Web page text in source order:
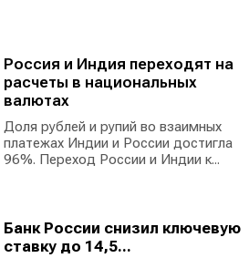
Россия и Индия переходят на
расчеты в национальных
валютах
Доля рублей и рупий во взаимных
платежах Индии и России достигла
96%. Переход России и Индии к...
Банк России снизил ключевую
ставку до 14,5...